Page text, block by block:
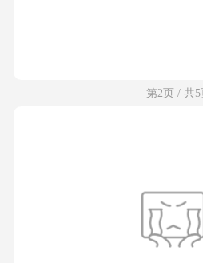
第2页 / 共5